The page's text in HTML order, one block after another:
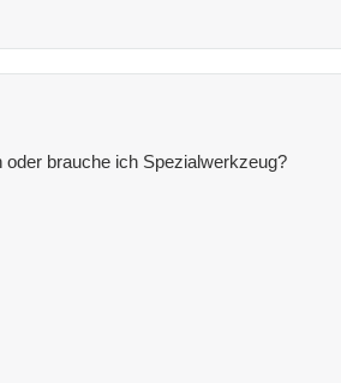
brauche ich Spezialwerkzeug?